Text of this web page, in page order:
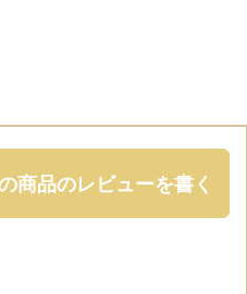
商品のレビューを書く